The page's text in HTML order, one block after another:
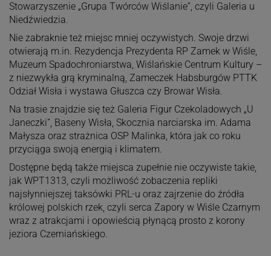
Stowarzyszenie „Grupa Twórców Wiślanie”, czyli Galeria u
Niedźwiedzia.
Nie zabraknie też miejsc mniej oczywistych. Swoje drzwi
otwierają m.in. Rezydencja Prezydenta RP Zamek w Wiśle,
Muzeum Spadochroniarstwa, Wiślańskie Centrum Kultury –
z niezwykła grą kryminalną, Zameczek Habsburgów PTTK
Odział Wisła i wystawa Głuszca czy Browar Wisła.
Na trasie znajdzie się też Galeria Figur Czekoladowych „U
Janeczki”, Baseny Wisła, Skocznia narciarska im. Adama
Małysza oraz strażnica OSP Malinka, która jak co roku
przyciąga swoją energią i klimatem.
Dostępne będą także miejsca zupełnie nie oczywiste takie,
jak WPT1313, czyli możliwość zobaczenia repliki
najsłynniejszej taksówki PRL-u oraz zajrzenie do źródła
królowej polskich rzek, czyli serca Zapory w Wiśle Czarnym
wraz z atrakcjami i opowieścią płynącą prosto z korony
jeziora Czerniańskiego.